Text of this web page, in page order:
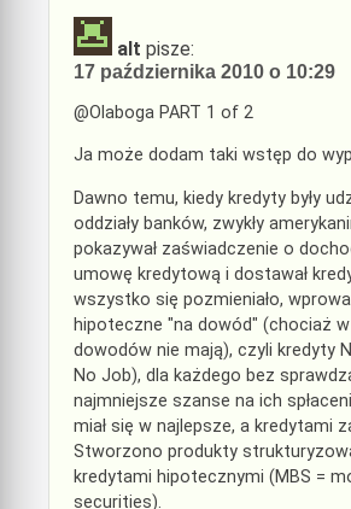
alt pisze:
17 października 2010 o 10:29
@Olaboga PART 1 of 2
Ja może dodam taki wstęp do
Dawno temu, kiedy kredyty były
oddziały banków, zwykły
pokazywał zaświadczenie o
umowę kredytową i dostawał
wszystko się pozmieniało,
hipoteczne "na dowód" (chociaż
dowodów nie mają), czyli kredyty
No Job), dla każdego bez
najmniejsze szanse na ich
miał się w najlepsze, a kredytami
Stworzono produkty
kredytami hipotecznymi (MBS =
securities).